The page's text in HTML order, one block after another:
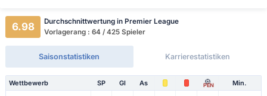
6.98
Durchschnittwertung in Premier League
Vorlagerang : 64 / 425 Spieler
Saisonstatistiken Karrierestatistiken
Wettbewerb SP Gl As PEN Min.